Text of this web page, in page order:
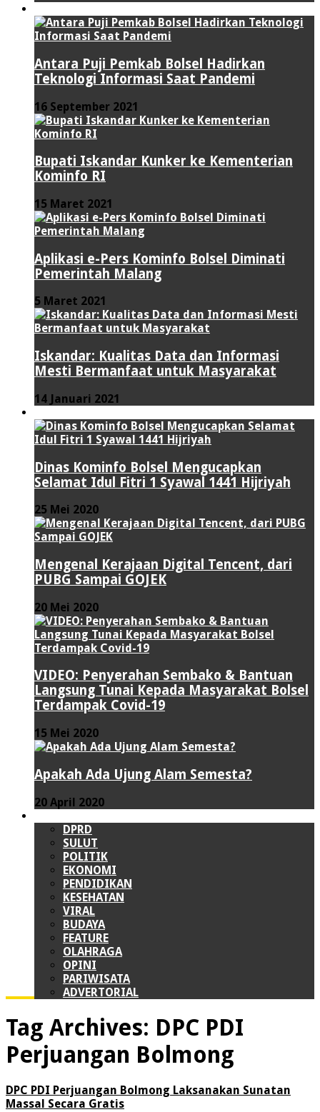
Antara Puji Pemkab Bolsel Hadirkan
Teknologi Informasi Saat Pandemi
16 September 2021
Bupati Iskandar Kunker ke Kementerian
Kominfo RI
15 Maret 2021
Aplikasi e-Pers Kominfo Bolsel Diminati
Pemerintah Malang
5 Maret 2021
Iskandar: Kualitas Data dan Informasi
Mesti Bermanfaat untuk Masyarakat
14 Januari 2021
Dinas Kominfo Bolsel Mengucapkan
Selamat Idul Fitri 1 Syawal 1441 Hijriyah
25 Mei 2020
Mengenal Kerajaan Digital Tencent, dari
PUBG Sampai GOJEK
20 Mei 2020
VIDEO: Penyerahan Sembako & Bantuan
Langsung Tunai Kepada Masyarakat Bolsel
Terdampak Covid-19
15 Mei 2020
Apakah Ada Ujung Alam Semesta?
20 April 2020
DPRD
SULUT
POLITIK
EKONOMI
PENDIDIKAN
KESEHATAN
VIRAL
BUDAYA
FEATURE
OLAHRAGA
OPINI
PARIWISATA
ADVERTORIAL
Tag Archives: DPC PDI
Perjuangan Bolmong
DPC PDI Perjuangan Bolmong Laksanakan Sunatan
Massal Secara Gratis